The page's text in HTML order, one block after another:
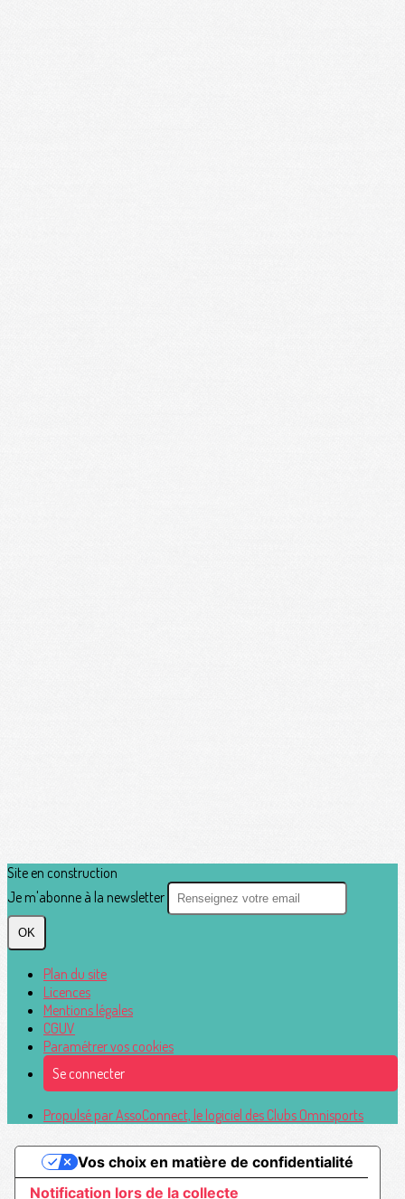
Site en construction
Je m'abonne à la newsletter
OK
Plan du site
Licences
Mentions légales
CGUV
Paramétrer vos cookies
Se connecter
Propulsé par AssoConnect, le logiciel des Clubs Omnisports
Notification lors de la collecte
Vos choix en matière de confidentialité